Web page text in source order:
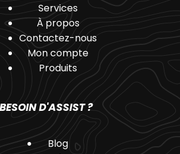
Services
À propos
Contactez-nous
Mon compte
Produits
BESOIN D'ASSIST ?
Blog